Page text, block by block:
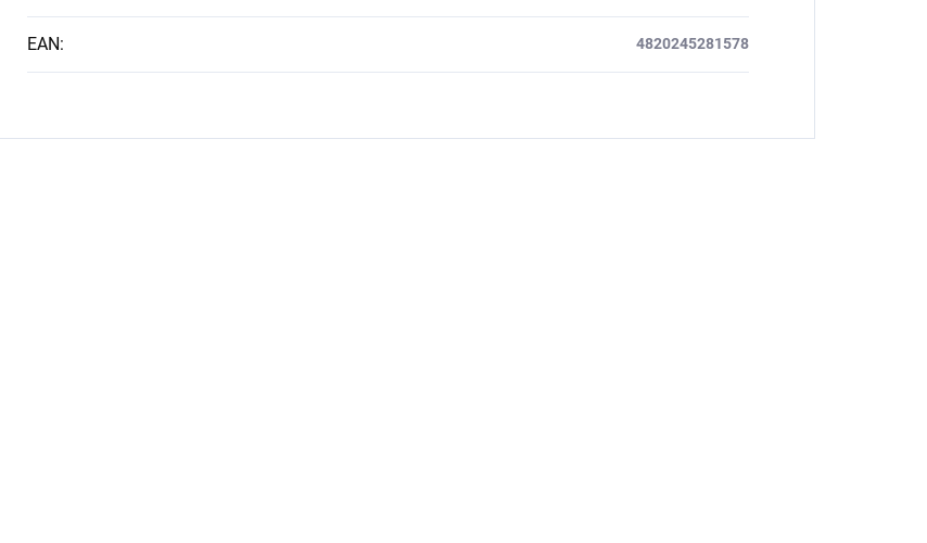
EAN: 4820245281578